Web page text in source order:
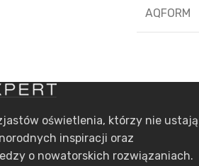
AQFORM
oświetlenia, którzy nie ustają
inspiracji oraz
o nowatorskich rozwiązaniach.